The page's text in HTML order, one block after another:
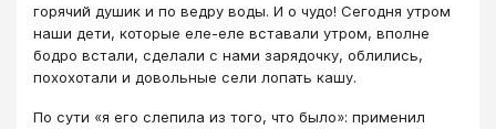
горячий душик и по ведру воды. И о чудо! Сегодня утром
наши дети, которые еле-еле вставали утром, вполне
бодро встали, сделали с нами зарядочку, облились,
похохотали и довольные сели лопать кашу.
По сути «я его слепила из того, что было»: применил